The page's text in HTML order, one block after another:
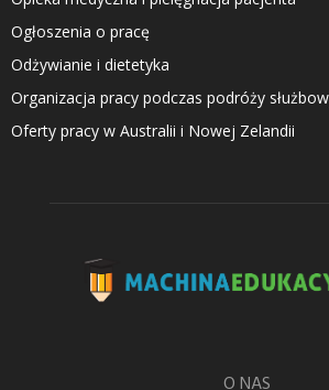
Ogłoszenia o pracę
Odżywianie i dietetyka
Organizacja pracy podczas podróży
Oferty pracy w Australii i Nowej Zelandii